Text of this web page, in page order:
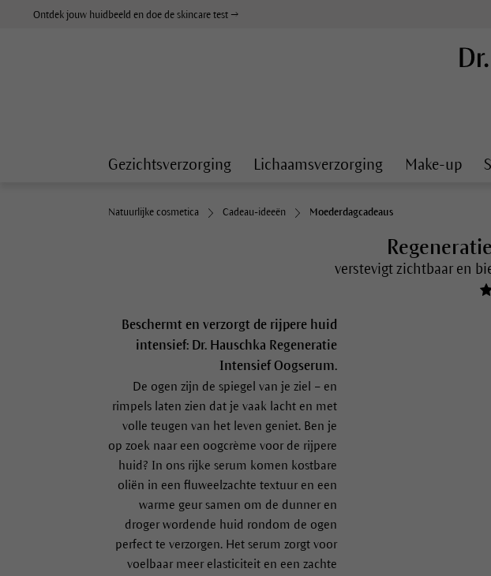
Ontdek jouw huidbeeld en doe de skincare test →
Gezichtsverzorging Lichaamsverzorging Make-up
Natuurlijke cosmetica Cadeau-ideeën Moederdagcadeaus
verstevigt zichtbaar en
Beschermt en verzorgt de rijpere huid
intensief: Dr. Hauschka Regeneratie
Intensief Oogserum.
De ogen zijn de spiegel van je ziel – en
rimpels laten zien dat je vaak lacht en met
volle teugen van het leven geniet. Ben je
op zoek naar een oogcrème voor de rijpere
huid? In ons rijke serum komen kostbare
oliën in een fluweelzachte textuur en een
warme geur samen om de dunner en
droger wordende huid rondom de ogen
perfect te verzorgen. Het serum zorgt voor
voelbaar meer elasticiteit en een zachte